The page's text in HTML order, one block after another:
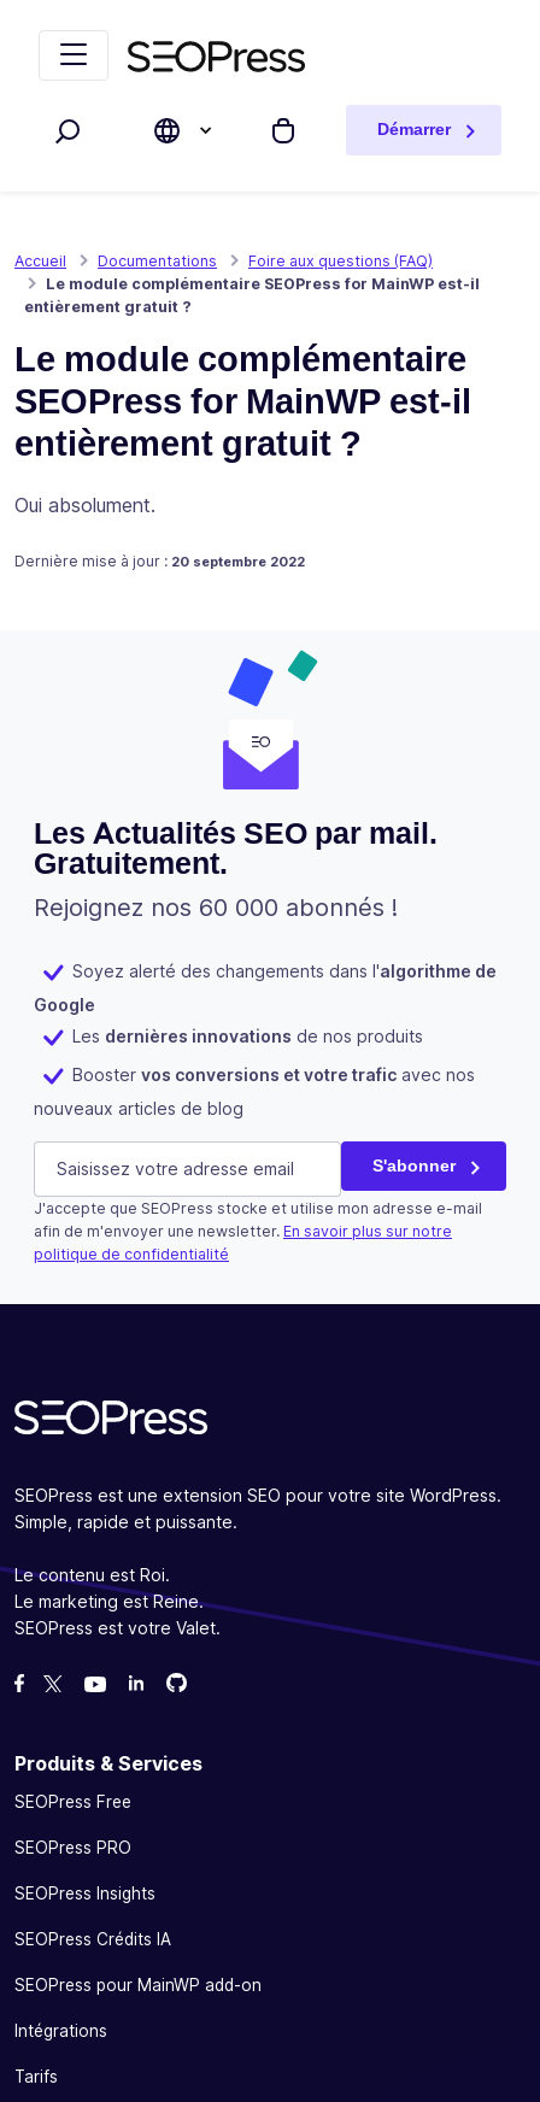
Rechercher Mon panier
Démarrer
Accueil Documentations
Foire aux questions (FAQ)
Le module complémentaire SEOPress for MainWP est-il
entièrement gratuit ?
Le module complémentaire
SEOPress for MainWP est-il
entièrement gratuit ?
Oui absolument.
Dernière mise à jour : Publié le
20 septembre 2022
Les Actualités SEO par mail.
Gratuitement.
Rejoignez nos 60 000 abonnés !
Soyez alerté des changements dans l'algorithme de
Google
Les dernières innovations de nos produits
Booster vos conversions et votre trafic avec nos
nouveaux articles de blog
Name
Ce champ n’est utilisé qu’à des fins de validation et
E-mail (Nécessaire) S'abonner
J'accepte que SEOPress stocke et utilise mon adresse e-mail
afin de m'envoyer une newsletter. En savoir plus sur notre
politique de confidentialité
SEOPress est une extension SEO pour votre site WordPress.
Simple, rapide et puissante.
Le contenu est Roi.
Le marketing est Reine.
SEOPress est votre Valet.
Likez notre page Facebook
Suivez-nous sur Twitter
Nous voir sur YouTube
Forcez-nous sur GitHub
Forcez-nous sur GitHub
Produits & Services
SEOPress Free
SEOPress PRO
SEOPress Insights
SEOPress Crédits IA
SEOPress pour MainWP add-on
Intégrations
Tarifs